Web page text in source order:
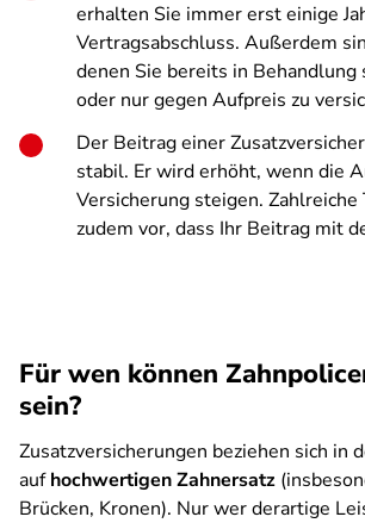
erhalten Sie immer erst einige
Vertragsabschluss. Außerdem
denen Sie bereits in
oder nur gegen Aufpreis zu
Der Beitrag einer
stabil. Er wird erhöht, wenn die
Versicherung steigen. Zahlreiche
zudem vor, dass Ihr Beitrag mit
Für wen können
sein?
Zusatzversicherungen beziehen sich in
aufhochwertigen Zahnersatz
Brücken, Kronen). Nur wer derartige